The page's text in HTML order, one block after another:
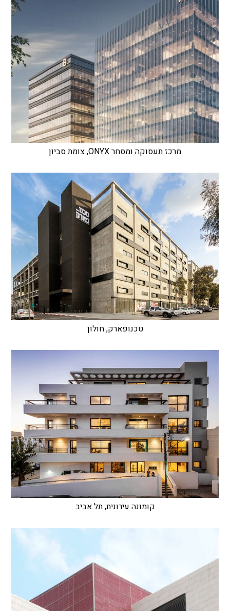
מרכז תעסוקה ומסחר ONYX, צומת סביון
טכנופארק, חולון
קומונה עירונית, תל אביב